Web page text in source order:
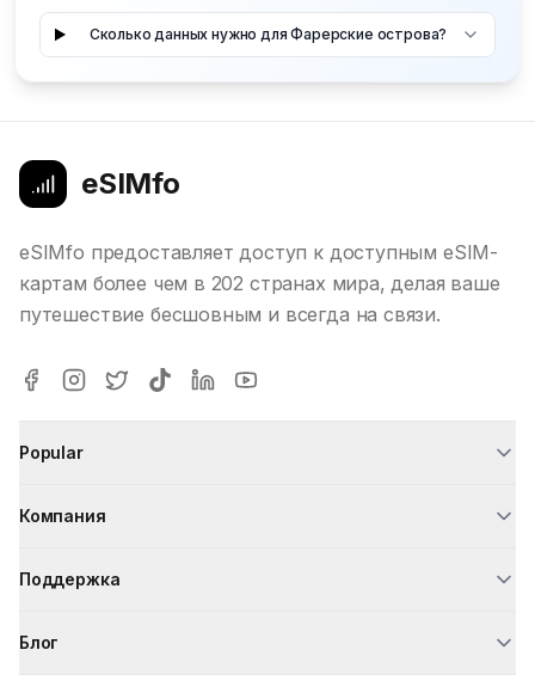
Сколько данных нужно для Фарерские острова?
eSIMfo
eSIMfo предоставляет доступ к доступным eSIM-
картам более чем в 202 странах мира, делая ваше
путешествие бесшовным и всегда на связи.
Popular
Компания
Поддержка
Блог